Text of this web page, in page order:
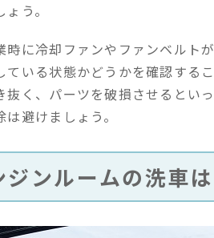
う。
時に冷却ファンやファンベルト
ている状態かどうかを確認する
抜く、パーツを破損させるとい
避けましょう。
ジンルームの洗車